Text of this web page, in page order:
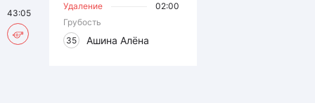
Удаление
02:00
Грубость
35
Ашина Алёна
43:05